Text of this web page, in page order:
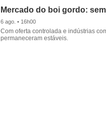
Mercado do boi gordo:
6 ago. • 16h00
Com oferta controlada e indústrias
permaneceram estáveis.